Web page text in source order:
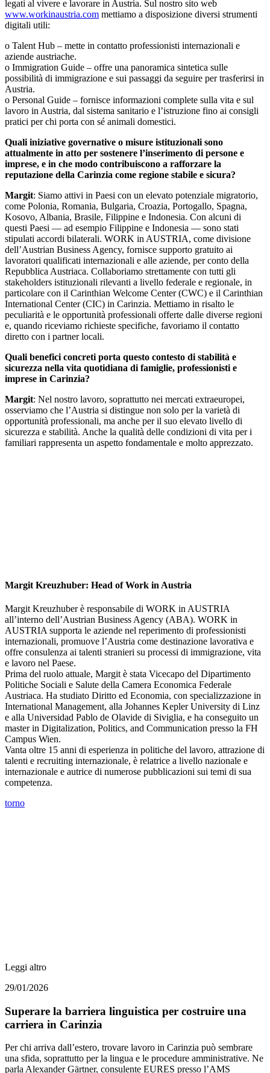
legati al vivere e lavorare in Austria. Sul nostro sito web
www.workinaustria.com mettiamo a disposizione diversi strumenti
digitali utili:
o Talent Hub – mette in contatto professionisti internazionali e
aziende austriache.
o Immigration Guide – offre una panoramica sintetica sulle
possibilità di immigrazione e sui passaggi da seguire per trasferirsi in
Austria.
o Personal Guide – fornisce informazioni complete sulla vita e sul
lavoro in Austria, dal sistema sanitario e l’istruzione fino ai consigli
pratici per chi porta con sé animali domestici.
Quali iniziative governative o misure istituzionali sono
attualmente in atto per sostenere l’inserimento di persone e
imprese, e in che modo contribuiscono a rafforzare la
reputazione della Carinzia come regione stabile e sicura?
Margit: Siamo attivi in Paesi con un elevato potenziale migratorio,
come Polonia, Romania, Bulgaria, Croazia, Portogallo, Spagna,
Kosovo, Albania, Brasile, Filippine e Indonesia. Con alcuni di
questi Paesi — ad esempio Filippine e Indonesia — sono stati
stipulati accordi bilaterali. WORK in AUSTRIA, come divisione
dell’Austrian Business Agency, fornisce supporto gratuito ai
lavoratori qualificati internazionali e alle aziende, per conto della
Repubblica Austriaca. Collaboriamo strettamente con tutti gli
stakeholders istituzionali rilevanti a livello federale e regionale, in
particolare con il Carinthian Welcome Center (CWC) e il Carinthian
International Center (CIC) in Carinzia. Mettiamo in risalto le
peculiarità e le opportunità professionali offerte dalle diverse regioni
e, quando riceviamo richieste specifiche, favoriamo il contatto
diretto con i partner locali.
Quali benefici concreti porta questo contesto di stabilità e
sicurezza nella vita quotidiana di famiglie, professionisti e
imprese in Carinzia?
Margit: Nel nostro lavoro, soprattutto nei mercati extraeuropei,
osserviamo che l’Austria si distingue non solo per la varietà di
opportunità professionali, ma anche per il suo elevato livello di
sicurezza e stabilità. Anche la qualità delle condizioni di vita per i
familiari rappresenta un aspetto fondamentale e molto apprezzato.
Margit Kreuzhuber: Head of Work in Austria
Margit Kreuzhuber è responsabile di WORK in AUSTRIA
all’interno dell’Austrian Business Agency (ABA). WORK in
AUSTRIA supporta le aziende nel reperimento di professionisti
internazionali, promuove l’Austria come destinazione lavorativa e
offre consulenza ai talenti stranieri su processi di immigrazione, vita
e lavoro nel Paese.
Prima del ruolo attuale, Margit è stata Vicecapo del Dipartimento
Politiche Sociali e Salute della Camera Economica Federale
Austriaca. Ha studiato Diritto ed Economia, con specializzazione in
International Management, alla Johannes Kepler University di Linz
e alla Universidad Pablo de Olavide di Siviglia, e ha conseguito un
master in Digitalization, Politics, and Communication presso la FH
Campus Wien.
Vanta oltre 15 anni di esperienza in politiche del lavoro, attrazione di
talenti e recruiting internazionale, è relatrice a livello nazionale e
internazionale e autrice di numerose pubblicazioni sui temi di sua
competenza.
torno
Leggi altro
29/01/2026
Superare la barriera linguistica per costruire una
carriera in Carinzia
Per chi arriva dall’estero, trovare lavoro in Carinzia può sembrare
una sfida, soprattutto per la lingua e le procedure amministrative. Ne
parla Alexander Gärtner, consulente EURES presso l’AMS